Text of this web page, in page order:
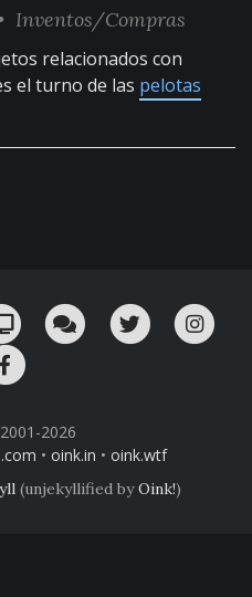
Inventos/Compras
relacionados con
el turno de las pelotas
canal en Telegram!
Oink! TV Charla con nosotros
Twitter
2026
• oink.in • oink.wtf
(unjekyllified byOink!)